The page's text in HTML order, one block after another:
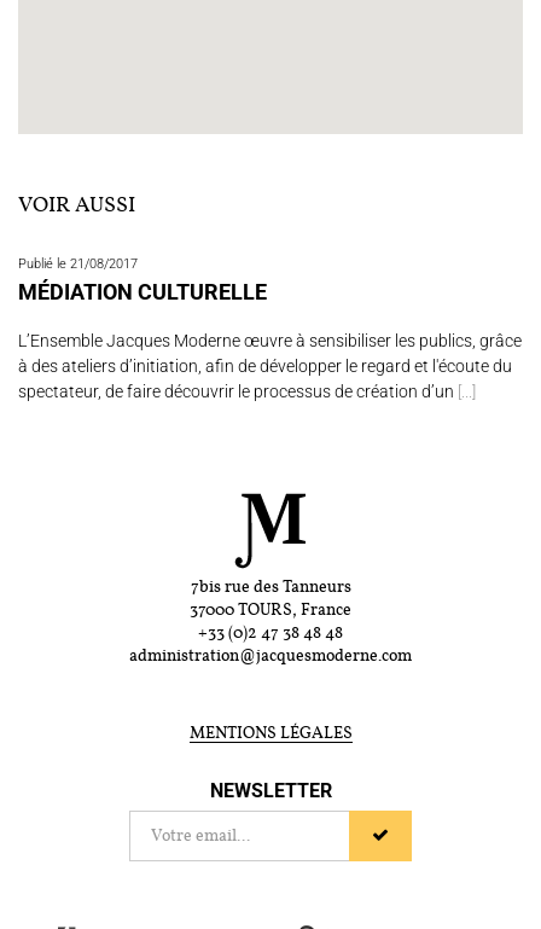
VOIR AUSSI
Publié le 21/08/2017
MÉDIATION CULTURELLE
L’Ensemble Jacques Moderne œuvre à sensibiliser les publics, grâce
à des ateliers d’initiation, afin de développer le regard et l'écoute du
spectateur, de faire découvrir le processus de création d’un [...]
7bis rue des Tanneurs
37000 TOURS, France
+33 (0)2 47 38 48 48
administration@jacquesmoderne.com
MENTIONS LÉGALES
NEWSLETTER